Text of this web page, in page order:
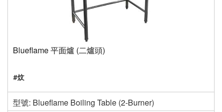
Blueflame 平面爐 (二爐頭)
#炆
型號: Blueflame Boiling Table (2-Burner)